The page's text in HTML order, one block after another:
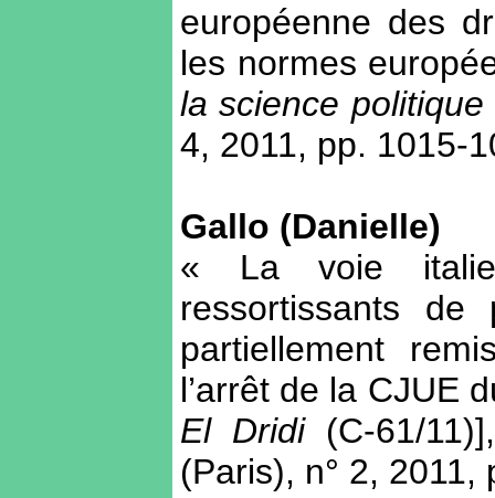
européenne des
les normes
la science
4, 2011, pp. 1015-
Gallo (Danielle)
« La voie
ressortissants
partiellement
l’arrêt de la CJUE
El Dridi(C-61/
(Paris), n° 2, 2011,